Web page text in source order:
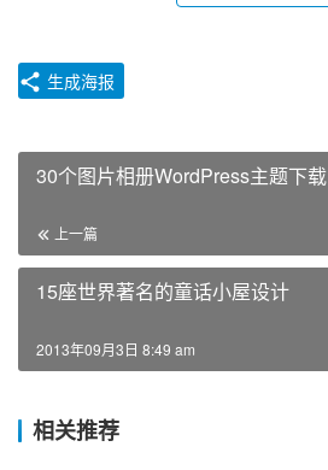
生成海报
30个图片相册WordPress主题下载
上一篇
15座世界著名的童话小屋设计
2013年09月3日 8:49 am
相关推荐